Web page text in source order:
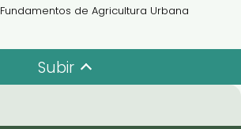
Fundamentos de Agricultura Urbana
Subir